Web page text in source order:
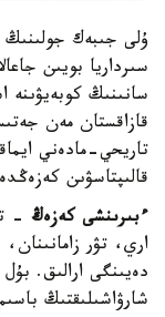
ۇلى جىبەك جولىنىڭ
سىرداريا بويىن
سانىنىڭ
قازاقستان مەن
تاريحي-مادەني
قالىپتاسۋىن
ءبىرىنشى كەزەڭ -
اري، تۋر
دەيىنگى ارالىق. بۇل
شارۋاشىلىقتىڭ